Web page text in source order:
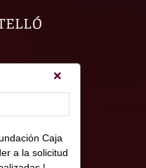
la Plana
Caja
a la solicitud